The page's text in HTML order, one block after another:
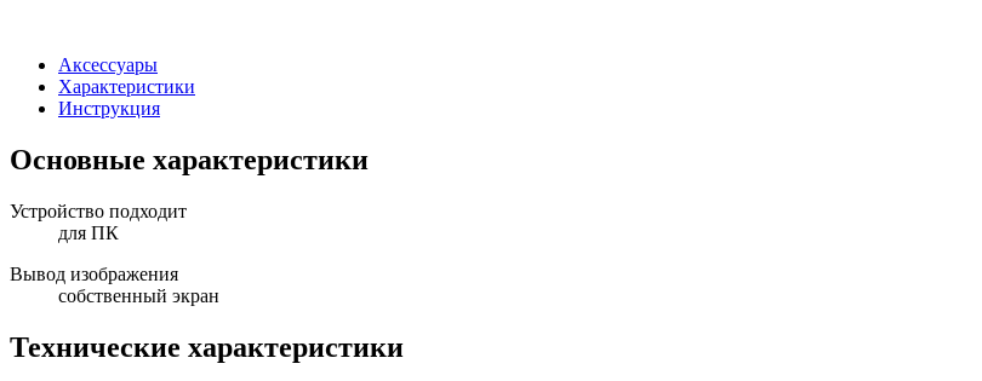
Аксессуары
Характеристики
Инструкция
Основные характеристики
Устройство подходит
для ПК
Вывод изображения
собственный экран
Технические характеристики